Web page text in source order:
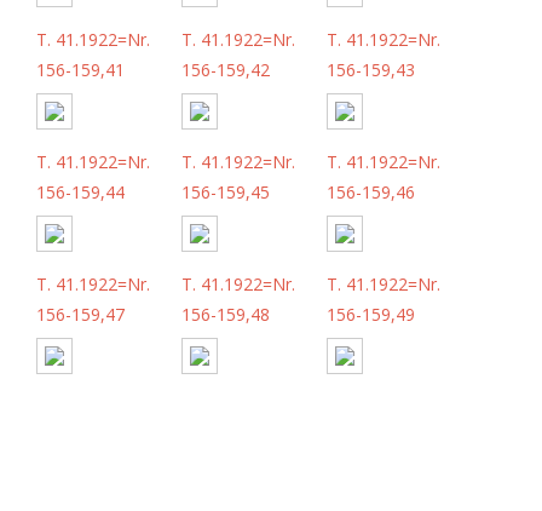
T. 41.1922=Nr.
156-159,41
T. 41.1922=Nr.
156-159,42
T. 41.1922=Nr.
156-159,43
T. 41.1922=Nr.
156-159,44
T. 41.1922=Nr.
156-159,45
T. 41.1922=Nr.
156-159,46
T. 41.1922=Nr.
156-159,47
T. 41.1922=Nr.
156-159,48
T. 41.1922=Nr.
156-159,49